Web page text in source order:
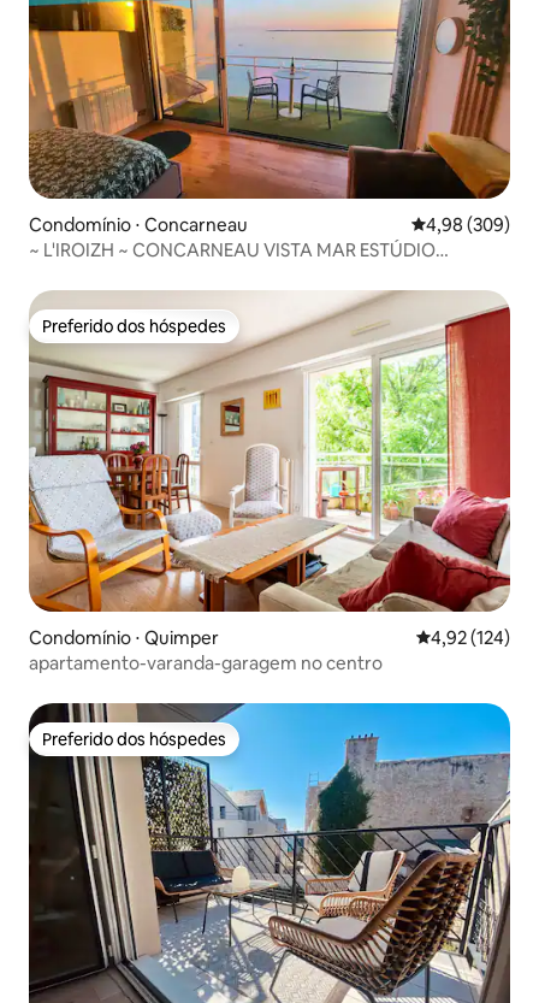
Condomínio ⋅ Concarneau 4,98 de uma
4,98 (309)
~ L'IROIZH ~ CONCARNEAU VISTA MAR ESTÚDIO
Preferido dos hóspedes
Preferido dos hóspedes
Condomínio ⋅ Quimper 4,92 de uma
4,92 (124)
apartamento-varanda-garagem no centro
Preferido dos hóspedes
Preferido dos hóspedes